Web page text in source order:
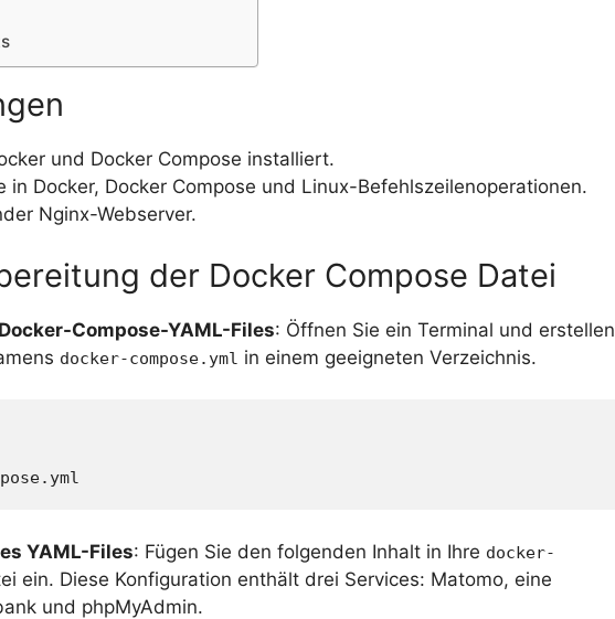
und Docker Compose installiert.
in Docker, Docker Compose und Linux-Befehlszeilenoperationen.
Nginx-Webserver.
der Docker Compose Datei
Compose-YAML-Files: Öffnen Sie ein Terminal und erstellen
docker-compose.yml in einem geeigneten Verzeichnis.
YAML-Files: Fügen Sie den folgenden Inhalt in Ihre docker-
ein. Diese Konfiguration enthält drei Services: Matomo, eine
und phpMyAdmin.